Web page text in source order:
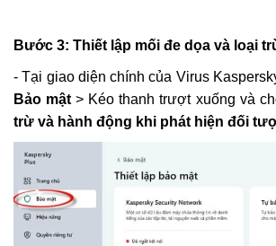
Bước 3: Thiết lập mối đe dọa và loại
- Tại giao diện chính của Virus
Bảo mật> Kéo thanh trượt xuống và
trừ và hành động khi phát hiện đối